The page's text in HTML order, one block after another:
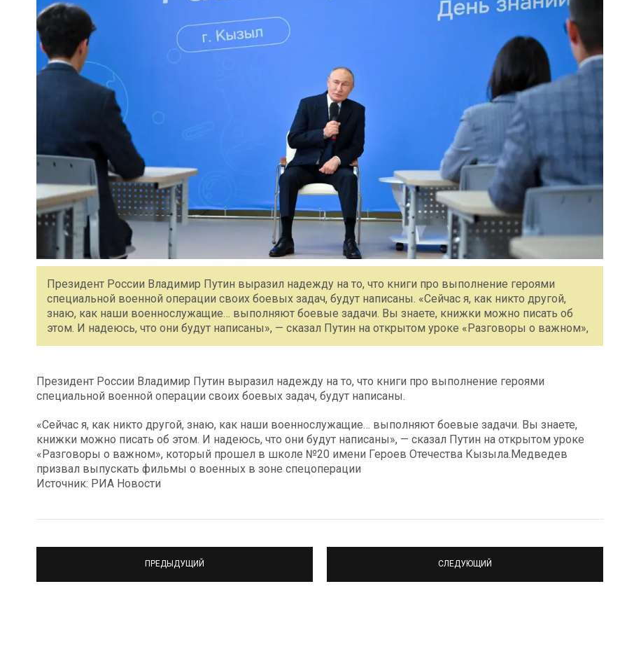
Президент России Владимир Путин выразил надежду на то, что книги про выполнение героями
специальной военной операции своих боевых задач, будут написаны. «Сейчас я, как никто другой,
знаю, как наши военнослужащие… выполняют боевые задачи. Вы знаете, книжки можно писать об
этом. И надеюсь, что они будут написаны», — сказал Путин на открытом уроке «Разговоры о важном»,
Президент России Владимир Путин выразил надежду на то, что книги про выполнение героями
специальной военной операции своих боевых задач, будут написаны.
«Сейчас я, как никто другой, знаю, как наши военнослужащие… выполняют боевые задачи. Вы знаете,
книжки можно писать об этом. И надеюсь, что они будут написаны», — сказал Путин на открытом уроке
«Разговоры о важном», который прошел в школе №20 имени Героев Отечества Кызыла.Медведев
призвал выпускать фильмы о военных в зоне спецоперации
Источник: РИА Новости
ПРЕДЫДУЩИЙ СЛЕДУЮЩИЙ